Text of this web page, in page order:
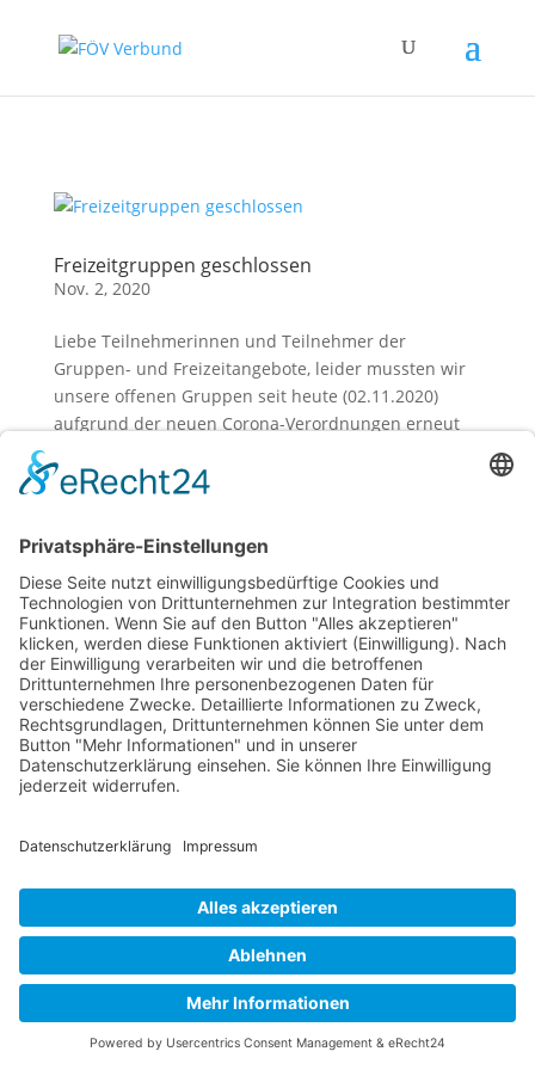
Freizeitgruppen geschlossen
Nov. 2, 2020
Liebe Teilnehmerinnen und Teilnehmer der
Gruppen- und Freizeitangebote, leider mussten wir
unsere offenen Gruppen seit heute (02.11.2020)
aufgrund der neuen Corona-Verordnungen erneut
Wiedereröffnung und halten Sie hier auf dem...
Buy now